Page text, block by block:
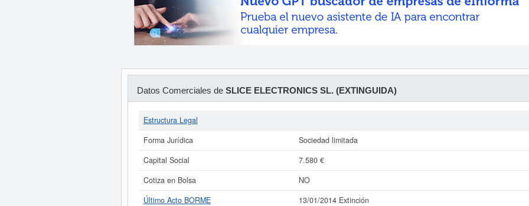
Datos Comerciales de SLICE ELECTRONICS SL. (EXTINGUIDA)
Estructura Legal
Forma Jurídica
Sociedad limitada
Capital Social
7.580 €
Cotiza en Bolsa
NO
Último Acto BORME
13/01/2014 Extinción